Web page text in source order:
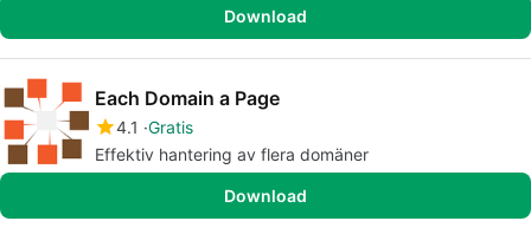
Download
Each Domain a Page
4.1 Gratis
Effektiv hantering av flera domäner
Download